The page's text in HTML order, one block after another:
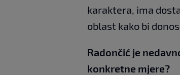
karaktera, ima
oblast kako bi
Radončić je
konkretne mjere?